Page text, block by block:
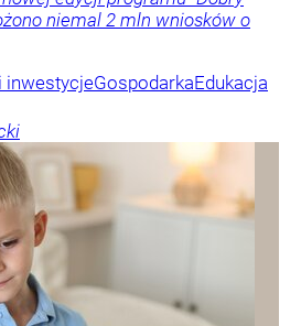
niemal 2 mln wniosków o
inwestycjeGospodarkaEdukacja